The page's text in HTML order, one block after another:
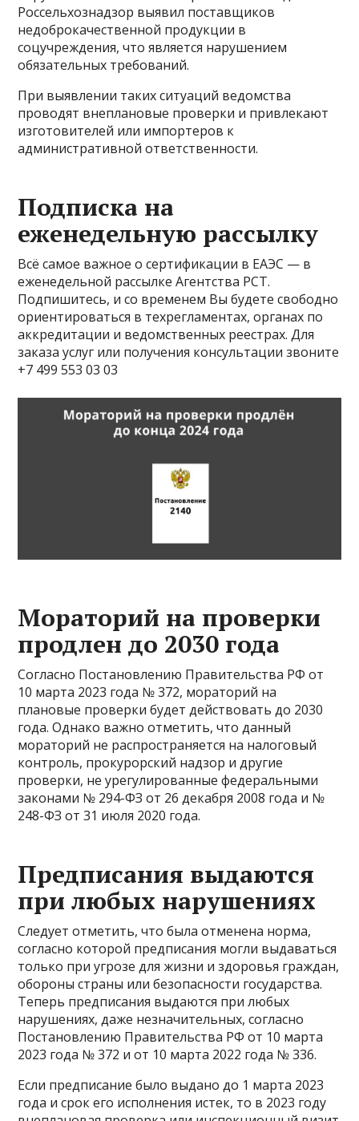
Россельхознадзор выявил поставщиков
недоброкачественной продукции в
соцучреждения, что является нарушением
обязательных требований.
При выявлении таких ситуаций ведомства
проводят внеплановые проверки и привлекают
изготовителей или импортеров к
административной ответственности.
Подписка на
еженедельную рассылку
Всё самое важное о сертификации в ЕАЭС — в
еженедельной рассылке Агентства РСТ.
Подпишитесь, и со временем Вы будете свободно
ориентироваться в техрегламентах, органах по
аккредитации и ведомственных реестрах. Для
заказа услуг или получения консультации звоните
+7 499 553 03 03
Мораторий на проверки
продлен до 2030 года
Согласно Постановлению Правительства РФ от
10 марта 2023 года № 372, мораторий на
плановые проверки будет действовать до 2030
года. Однако важно отметить, что данный
мораторий не распространяется на налоговый
контроль, прокурорский надзор и другие
проверки, не урегулированные федеральными
законами № 294-ФЗ от 26 декабря 2008 года и №
248-ФЗ от 31 июля 2020 года.
Предписания выдаются
при любых нарушениях
Следует отметить, что была отменена норма,
согласно которой предписания могли выдаваться
только при угрозе для жизни и здоровья граждан,
обороны страны или безопасности государства.
Теперь предписания выдаются при любых
нарушениях, даже незначительных, согласно
Постановлению Правительства РФ от 10 марта
2023 года № 372 и от 10 марта 2022 года № 336.
Если предписание было выдано до 1 марта 2023
года и срок его исполнения истек, то в 2023 году